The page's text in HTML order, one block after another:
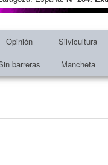
Opinión Silvicultura
barreras Mancheta